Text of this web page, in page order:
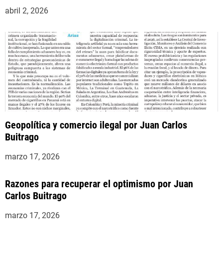
abril 2, 2026
Geopolítica y comercio ilegal por Juan Carlos
Buitrago
marzo 17, 2026
Razones para recuperar el optimismo por Juan
Carlos Buitrago
marzo 17, 2026